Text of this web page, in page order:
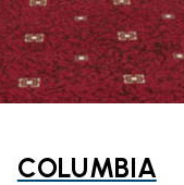
COLUMBIA